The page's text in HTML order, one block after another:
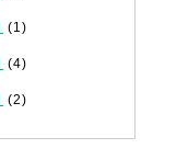
(1)
(4)
(2)